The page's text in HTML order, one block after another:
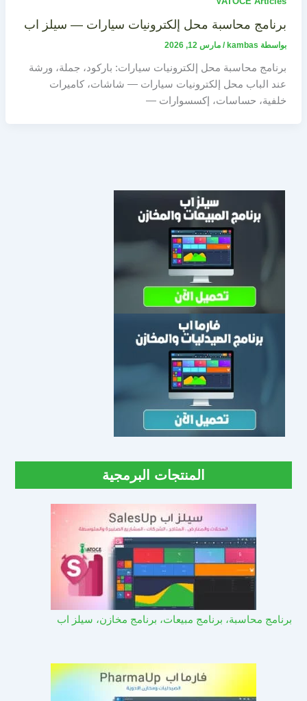
برنامج محاسبة محل إلكترونيات سيارات — سيلز اب
بواسطة kambas
/ مارس 12, 2026
برنامج محاسبة محل إلكترونيات سيارات: باركود، جملة، ورشة
عند الباب محل إلكترونيات سيارات — شاشات، كاميرات
خلفية، حساسات، إكسسوارات —
المنتجات البرمجية
برنامج محاسبة، برنامج مبيعات، برنامج مخازن، سيلز اب